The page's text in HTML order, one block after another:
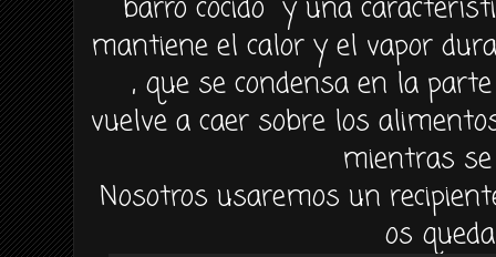
barro cocido y una
mantiene el calor y el vapor
, que se condensa en la
vuelve a caer sobre los
mientras se
Nosotros usaremos un
os